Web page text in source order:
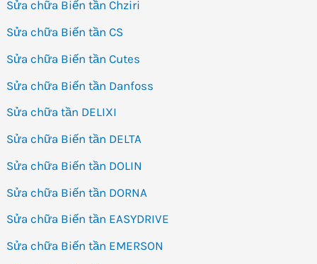
Sửa chữa Biến tần Chziri
Sửa chữa Biến tần CS
Sửa chữa Biến tần Cutes
Sửa chữa Biến tần Danfoss
Sửa chữa tần DELIXI
Sửa chữa Biến tần DELTA
Sửa chữa Biến tần DOLIN
Sửa chữa Biến tần DORNA
Sửa chữa Biến tần EASYDRIVE
Sửa chữa Biến tần EMERSON